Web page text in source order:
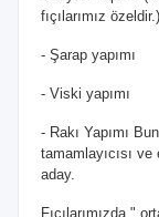
fıçılarımız özeldir.)
- Şarap yapımı
- Viski yapımı
- Rakı Yapımı
tamamlayıcısı
aday.
Fıçılarımızda "